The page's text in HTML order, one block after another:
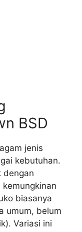
BSD
jenis
kebutuhan.
dengan
biasanya
umum, belum
Variasi ini